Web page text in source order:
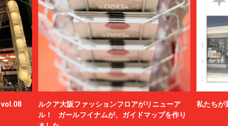
vol.08
ルクア大阪ファッションフロアがリニューア
ル！ ガールフイナムが、ガイドマップを作り
私たちが